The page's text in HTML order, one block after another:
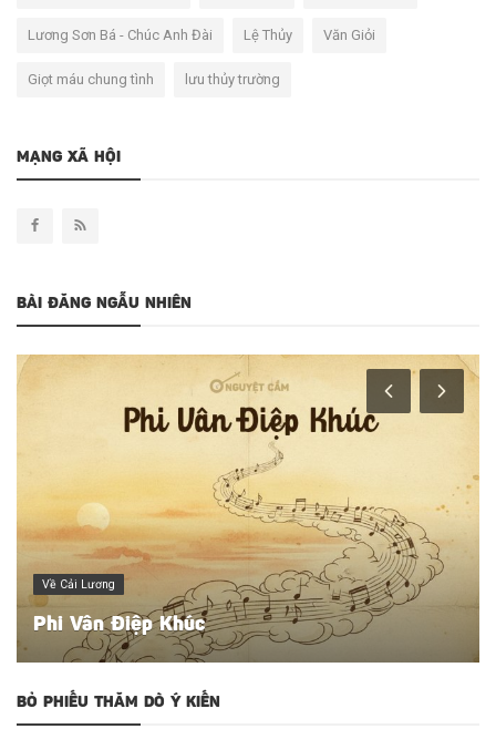
Lương Sơn Bá - Chúc Anh Đài Lệ Thủy Văn Giỏi
Giọt máu chung tình lưu thủy trường
MẠNG XÃ HỘI
BÀI ĐĂNG NGẪU NHIÊN
Người Giữ Điệu
Hoàng tử sân khấu - Minh Phụng
BỎ PHIẾU THĂM DÒ Ý KIẾN